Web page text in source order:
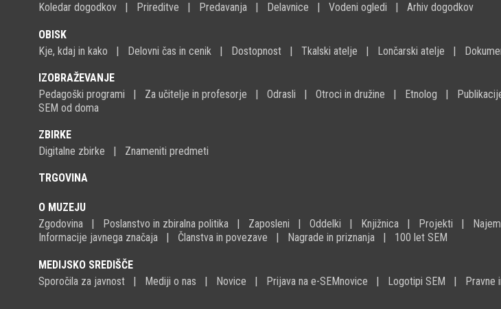
Koledar dogodkov
Prireditve Predavanja Delavnice Vodeni ogledi Arhiv dogodkov
OBISK
Kje, kdaj in kako
Delovni čas in cenik Dostopnost Tkalski atelje Lončarski atelje
IZOBRAŽEVANJE
Pedagoški programi
Za učitelje in profesorje Odrasli Otroci in družine Etnolog
SEM od doma
ZBIRKE
Digitalne zbirke
Znameniti predmeti
TRGOVINA
O MUZEJU
Zgodovina
Poslanstvo in zbiralna politika Zaposleni Oddelki Knjižnica Projekti
Informacije javnega značaja
Članstva in povezave Nagrade in priznanja 100 let SEM
MEDIJSKO SREDIŠČE
Sporočila za javnost
Mediji o nas Novice Prijava na e-SEMnovice Logotipi SEM Pravne